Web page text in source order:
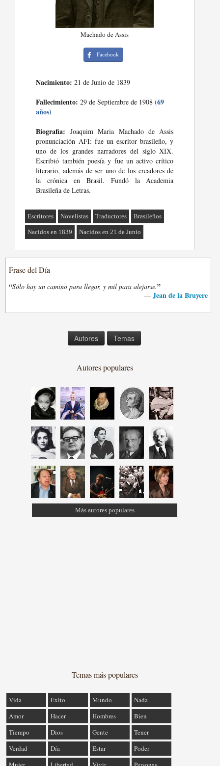
Machado de Assis
Facebook
Nacimiento: 21 de Junio de 1839
Fallecimiento: 29 de Septiembre de 1908(69
años)
Biografia: Joaquim Maria Machado de Assis
pronunciación AFI: fue un escritor brasileño, y
uno de los grandes narradores del siglo XIX.
Escribió también poesía y fue un activo crítico
literario, además de ser uno de los creadores de
la crónica en Brasil. Fundó la Academia
Brasileña de Letras.
Escritores Novelistas Traductores Brasileños
Nacidos en 1839 Nacidos en 21 de Junio
Frase del Día
“Sólo hay un camino para llegar, y mil para alejarse.”
— Jean de la Bruyere
Autores Temas
Autores populares
Más autores populares
Temas más populares
Vida Éxito Mundo
Nada
Amor
Hacer Hombres
Bien
Tiempo
Dios Gente
Tener
Verdad
Día Estar
Poder